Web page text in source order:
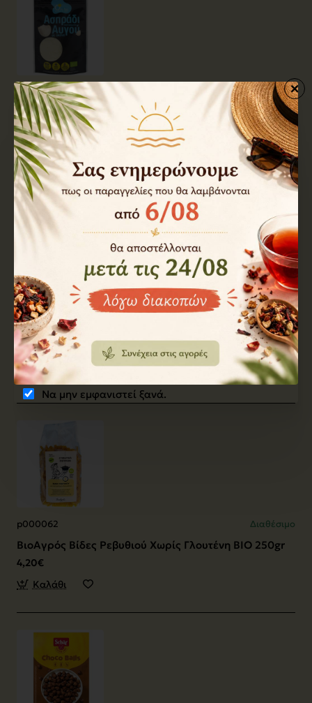
Να μην εμφανιστεί ξανά.
p061104 Διαθέσιμο
Ασπράδι Αυγού Αλμπουμίνη 50γρ
5,60€
Καλάθι
p000063 Διαθέσιμο
ΒιοΑγρός Βίδες Κόκκινης Φακής Χωρίς Γλουτένη ΒΙΟ
250gr
4,20€
Καλάθι
p000062 Διαθέσιμο
ΒιοΑγρός Βίδες Ρεβυθιού Χωρίς Γλουτένη ΒΙΟ 250gr
4,20€
Καλάθι